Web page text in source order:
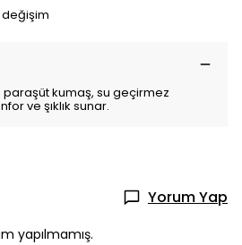
değişim
paraşüt kumaş, su geçirmez
ve şıklık sunar.
Yorum Yap
yapılmamış.